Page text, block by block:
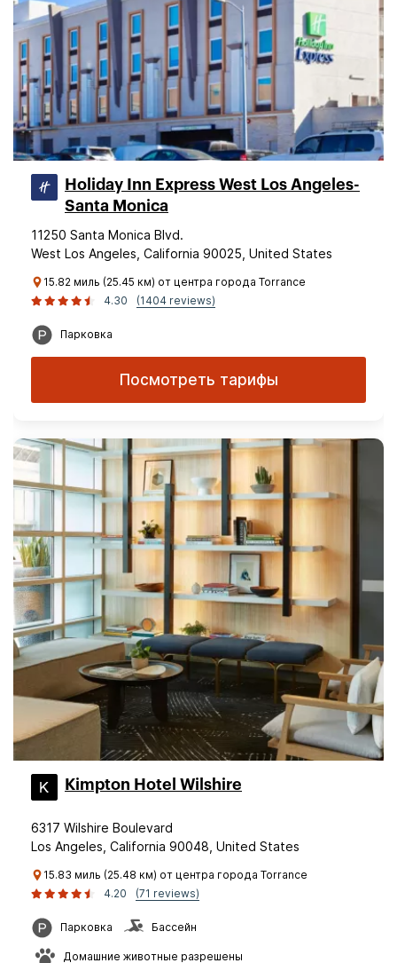
Holiday Inn Express West Los Angeles-
Santa Monica
11250 Santa Monica Blvd.
West Los Angeles, California 90025, United States
15.82 миль (25.45 км) от центра города Torrance
4.30
(1404 reviews)
Парковка
Посмотреть тарифы
Kimpton Hotel Wilshire
6317 Wilshire Boulevard
Los Angeles, California 90048, United States
15.83 миль (25.48 км) от центра города Torrance
4.20
(71 reviews)
Парковка Бассейн
Домашние животные разрешены